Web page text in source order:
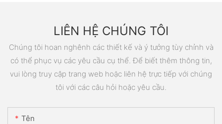
LIÊN HỆ CHÚNG TÔI
Chúng tôi hoan nghênh các thiết kế và ý tưởng tùy chỉnh và
có thể phục vụ các yêu cầu cụ thể. Để biết thêm thông tin,
vui lòng truy cập trang web hoặc liên hệ trực tiếp với chúng
tôi với các câu hỏi hoặc yêu cầu.
Tên